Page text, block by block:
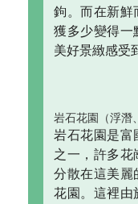
鉤。而在新鮮
獲多少變得一
美好景緻感受
岩石花園（浮潛
岩石花園是富
之一，許多花
分散在這美麗
花園。這裡由